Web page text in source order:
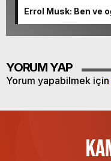
Errol Musk: Ben ve
YORUM YAP
Yorum yapabilmek için